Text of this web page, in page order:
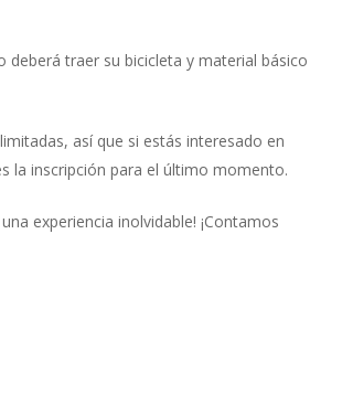
deberá traer su bicicleta y material básico
así que si estás interesado en
la inscripción para el último momento.
experiencia inolvidable! ¡Contamos